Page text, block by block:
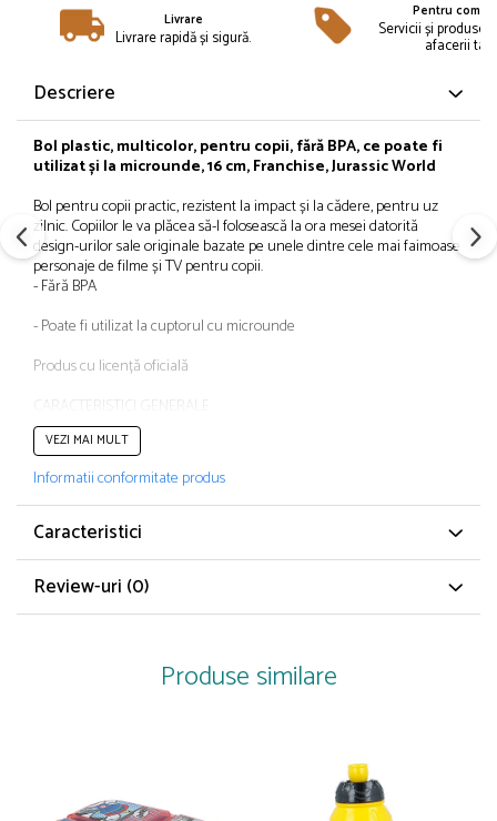
Pijamale copii
Tricouri copii
Șepci
Încălțăminte
Pantofi și încălțăminte sport
Papuci și botoșei copii
Sandale și saboți
Șorțuri și bonete
Livrare
Livrare rapidă și sigură.
Pentru
Servicii și produse
afacerii tale
Descriere
Bol plastic, multicolor, pentru copii, fără BPA, ce poate fi
utilizat și la microunde, 16 cm, Franchise, Jurassic World
Bol pentru copii practic, rezistent la impact și la cădere, pentru uz
zilnic. Copiilor le va plăcea să-l folosească la ora mesei datorită
design-urilor sale originale bazate pe unele dintre cele mai faimoase
personaje de filme și TV pentru copii.
- Fără BPA
- Poate fi utilizat la cuptorul cu microunde
Produs cu licență oficială
CARACTERISTICI GENERALE
Tip produs: Bol
Culoare: Multicolor
Material: Plastic
Poveste/Personaj: Jurassic World
Caracteristici cheie: Fără BPA
Compatibil: cuptor cu microunde
DIMENSIUNI
VEZI MAI MULT
Informatii conformitate produs
Caracteristici
Review-uri (0)
Produse similare